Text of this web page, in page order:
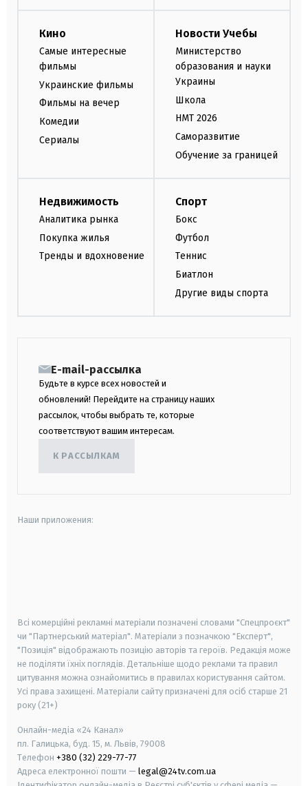
Кино
Самые интересные
фильмы
Украинские фильмы
Фильмы на вечер
Комедии
Сериалы
Новости Учебы
Министерство
образования и науки
Украины
Школа
НМТ 2026
Саморазвитие
Обучение за границей
Недвижимость
Аналитика рынка
Покупка жилья
Тренды и вдохновение
Спорт
Бокс
Футбол
Теннис
Биатлон
Другие виды спорта
E-mail-рассылка
Будьте в курсе всех новостей и
обновлений! Перейдите на страницу наших
рассылок, чтобы выбрать те, которые
соответствуют вашим интересам.
К РАССЫЛКАМ
Наши приложения:
Всі комерційні рекламні матеріали позначені словами "Спецпроєкт"
чи "Партнерський матеріал". Матеріали з позначкою "Експерт",
"Позиція" відображають позицію авторів та героїв. Редакція може
не поділяти їхніх поглядів. Детальніше щодо реклами та правил
цитування можна ознайомитись в правилах користування сайтом.
Усі права захищені. Матеріали сайту призначені для осіб старше 21
року (21+)
Онлайн-медіа «24 Канал»
пл. Галицька, буд. 15, м. Львів, 79008
Телефон +380 (32) 229-77-77
Адреса електронної пошти — legal@24tv.com.ua